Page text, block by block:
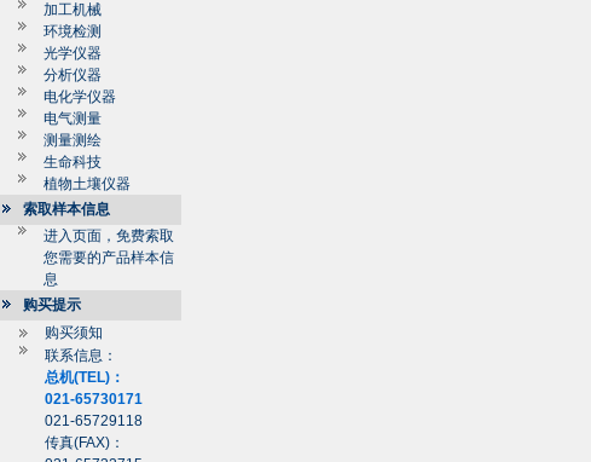
加工机械
环境检测
光学仪器
分析仪器
电化学仪器
电气测量
测量测绘
生命科技
植物土壤仪器
索取样本信息
进入页面，免费索取
您需要的产品样本信
息
购买提示
购买须知
联系信息：
总机(TEL)：
021-65730171
021-65729118
传真(FAX)：